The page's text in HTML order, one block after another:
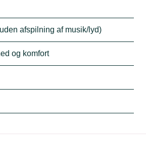
afspilning af musik/lyd)
og komfort